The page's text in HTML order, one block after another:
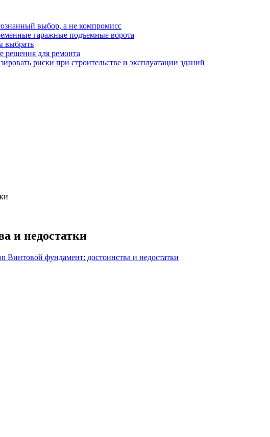
выбор, а не компромисс
гаражные подъемные ворота
выбрать
решения для ремонта
риски при строительстве и эксплуатации зданий
и недостатки
Винтовой фундамент: достоинства и недостатки